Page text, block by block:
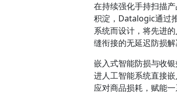
在持续强化手持扫描
积淀，Datalogic通过
系统而设计，将先进
缝衔接的无延迟防损解
嵌入式智能防损与收银
进人工智能系统直接
应对商品损耗，赋能